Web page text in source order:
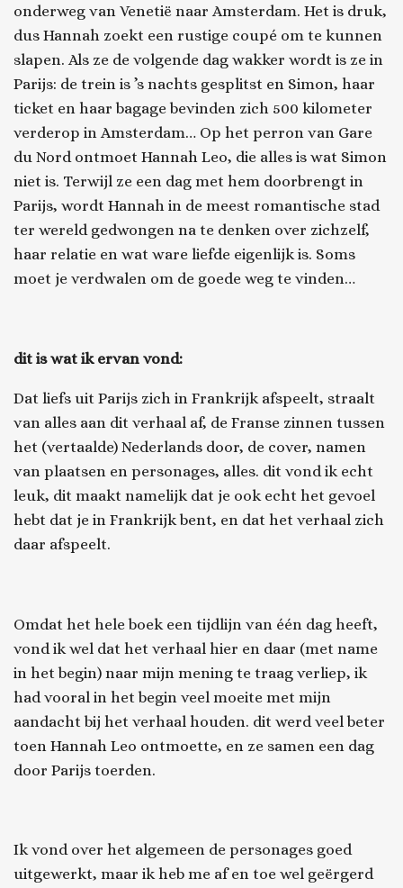
onderweg van Venetië naar Amsterdam. Het is druk,
dus Hannah zoekt een rustige coupé om te kunnen
slapen. Als ze de volgende dag wakker wordt is ze in
Parijs: de trein is ’s nachts gesplitst en Simon, haar
ticket en haar bagage bevinden zich 500 kilometer
verderop in Amsterdam… Op het perron van Gare
du Nord ontmoet Hannah Leo, die alles is wat Simon
niet is. Terwijl ze een dag met hem doorbrengt in
Parijs, wordt Hannah in de meest romantische stad
ter wereld gedwongen na te denken over zichzelf,
haar relatie en wat ware liefde eigenlijk is. Soms
moet je verdwalen om de goede weg te vinden…
dit is wat ik ervan vond:
Dat liefs uit Parijs zich in Frankrijk afspeelt, straalt
van alles aan dit verhaal af, de Franse zinnen tussen
het (vertaalde) Nederlands door, de cover, namen
van plaatsen en personages, alles. dit vond ik echt
leuk, dit maakt namelijk dat je ook echt het gevoel
hebt dat je in Frankrijk bent, en dat het verhaal zich
daar afspeelt.
Omdat het hele boek een tijdlijn van één dag heeft,
vond ik wel dat het verhaal hier en daar (met name
in het begin) naar mijn mening te traag verliep, ik
had vooral in het begin veel moeite met mijn
aandacht bij het verhaal houden. dit werd veel beter
toen Hannah Leo ontmoette, en ze samen een dag
door Parijs toerden.
Ik vond over het algemeen de personages goed
uitgewerkt, maar ik heb me af en toe wel geërgerd